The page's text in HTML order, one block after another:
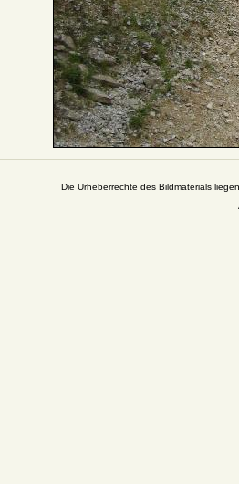
Die Urheberrechte des Bildmaterials